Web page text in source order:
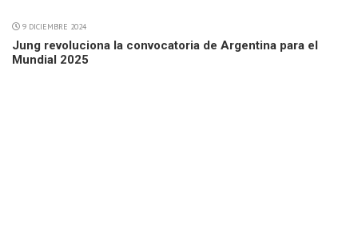
9 DICIEMBRE 2024
Jung revoluciona la convocatoria de Argentina para el
Mundial 2025